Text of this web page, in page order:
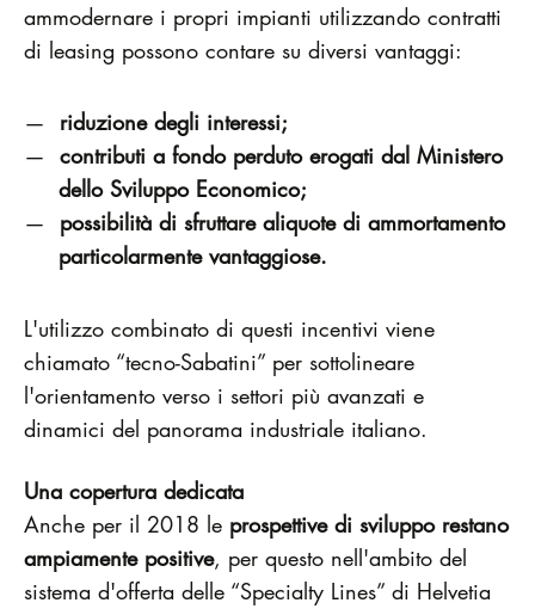
ammodernare i propri impianti utilizzando contratti
di leasing possono contare su diversi vantaggi:
riduzione degli interessi;
contributi a fondo perduto erogati dal Ministero
dello Sviluppo Economico;
possibilità di sfruttare aliquote di ammortamento
particolarmente vantaggiose.
L'utilizzo combinato di questi incentivi viene
chiamato “tecno-Sabatini” per sottolineare
l'orientamento verso i settori più avanzati e
dinamici del panorama industriale italiano.
Una copertura dedicata
Anche per il 2018 le prospettive di sviluppo restano
ampiamente positive, per questo nell'ambito del
sistema d'offerta delle “Specialty Lines” di Helvetia